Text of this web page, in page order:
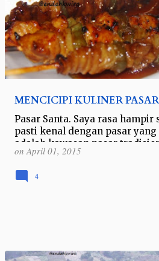
MENCICIPI KULINER
Pasar Santa. Saya rasa hampir
pasti kenal dengan pasar yang
adalah kawasan pasar
yang bisa ditemukan di mana
onApril 01, 2015
4